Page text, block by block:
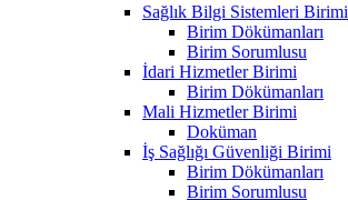
Sağlık Bilgi Sistemleri Birimi
Birim Dökümanları
Birim Sorumlusu
İdari Hizmetler Birimi
Birim Dökümanları
Mali Hizmetler Birimi
Doküman
İş Sağlığı Güvenliği Birimi
Birim Dökümanları
Birim Sorumlusu